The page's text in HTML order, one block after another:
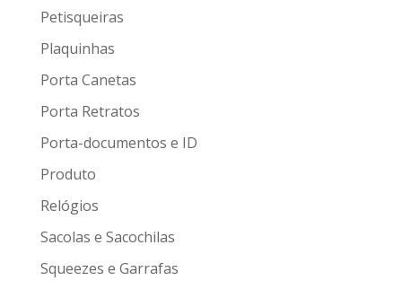
Petisqueiras
Plaquinhas
Porta Canetas
Porta Retratos
Porta-documentos e ID
Produto
Relógios
Sacolas e Sacochilas
Squeezes e Garrafas